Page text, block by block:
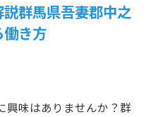
群馬県吾妻郡中之
き方
興味はありませんか？群